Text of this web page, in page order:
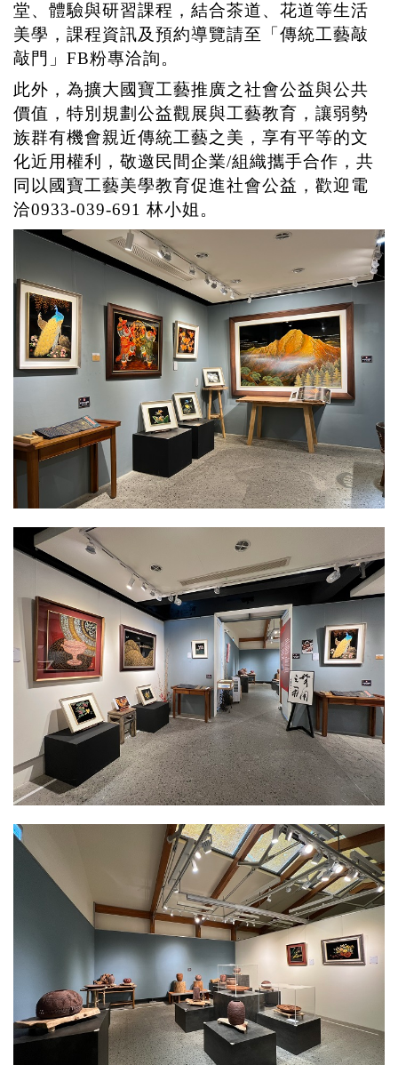
堂、體驗與研習課程，結合茶道、花道等生活
美學，課程資訊及預約導覽請至「傳統工藝敲
敲門」 FB粉專洽詢。
此外，為擴大國寶工藝推廣之社會公益與公共
價值，特別規劃公益觀展與工藝教育，讓弱勢
族群有機會親近傳統工藝之美，享有平等的文
化近用權利，敬邀 民間企業/組織攜手合作，共
同以國寶工藝美學教育促進社會公益，歡迎電
洽0933-039-691 林小姐。